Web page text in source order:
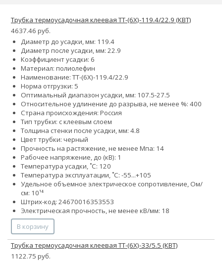
Трубка термоусадочная клеевая ТТ-(6Х)-119.4/22.9 (КВТ)
4637.46 руб.
Диаметр до усадки, мм: 119.4
Диаметр после усадки, мм: 22.9
Коэффициент усадки: 6
Материал: полиолефин
Наименование: ТТ-(6Х)-119.4/22.9
Норма отгрузки: 5
Оптимальный диапазон усадки, мм: 107.5-27.5
Относительное удлинение до разрыва, не менее %: 400
Страна происхождения: Россия
Тип трубки: с клеевым слоем
Толщина стенки после усадки, мм: 4.8
Цвет трубки: черный
Прочность на растяжение, не менее Мпа: 14
Рабочее напряжение, до (кВ): 1
Температура усадки, ˚С: 120
Температура эксплуатации, ˚С: -55...+105
Удельное объемное электрическое сопротивление, Ом/
см: 10¹⁴
Штрих-код: 24670016353553
Электрическая прочность, не менее кВ/мм: 18
В корзину
Трубка термоусадочная клеевая ТТ-(6Х)-33/5.5 (КВТ)
1122.75 руб.